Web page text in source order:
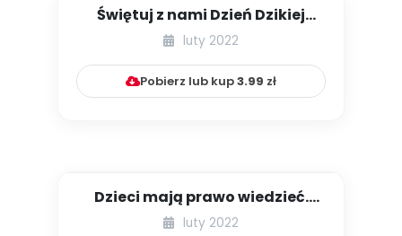
Świętuj z nami Dzień Dzikiej
Przyrody
luty 2022
Pobierz lub kup3.99 zł
Dzieci mają prawo wiedzieć.
Notatki na marginesie warsz...
luty 2022